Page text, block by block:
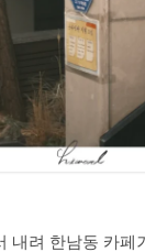
내려 한남동 카페